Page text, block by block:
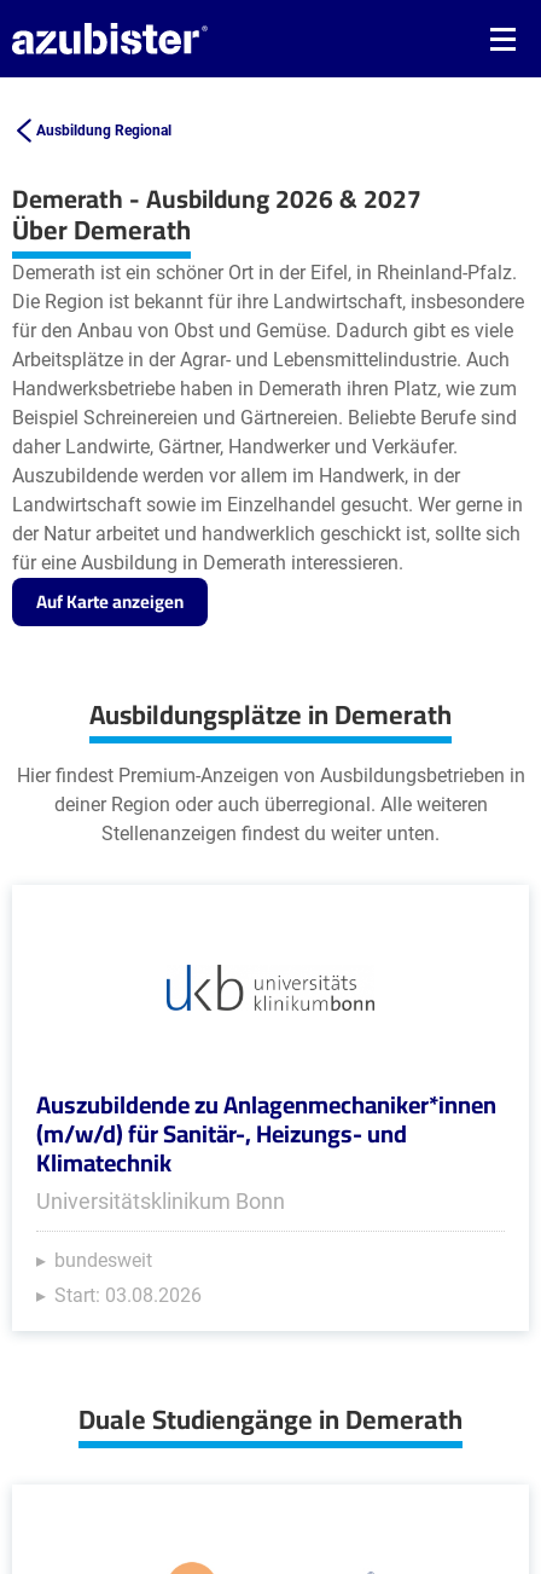
Ausbildung Regional
Demerath - Ausbildung 2026 & 2027
+
−
Leaflet| ©OpenStreetMap2
Über Demerath
Demerath ist ein schöner Ort in der Eifel, in Rheinland-Pfalz.
Die Region ist bekannt für ihre Landwirtschaft, insbesondere
für den Anbau von Obst und Gemüse. Dadurch gibt es viele
Arbeitsplätze in der Agrar- und Lebensmittelindustrie. Auch
Handwerksbetriebe haben in Demerath ihren Platz, wie zum
Beispiel Schreinereien und Gärtnereien. Beliebte Berufe sind
daher Landwirte, Gärtner, Handwerker und Verkäufer.
Auszubildende werden vor allem im Handwerk, in der
Landwirtschaft sowie im Einzelhandel gesucht. Wer gerne in
der Natur arbeitet und handwerklich geschickt ist, sollte sich
für eine Ausbildung in Demerath interessieren.
Auf Karte anzeigen
Ausbildungsplätze in Demerath
Hier findest Premium-Anzeigen von Ausbildungsbetrieben in
deiner Region oder auch überregional. Alle weiteren
Stellenanzeigen findest du weiter unten.
Auszubildende zu Anlagenmechaniker*innen
(m/w/d) für Sanitär-, Heizungs- und
Klimatechnik
Universitätsklinikum Bonn
bundesweit
Start: 03.08.2026
Duale Studiengänge in Demerath